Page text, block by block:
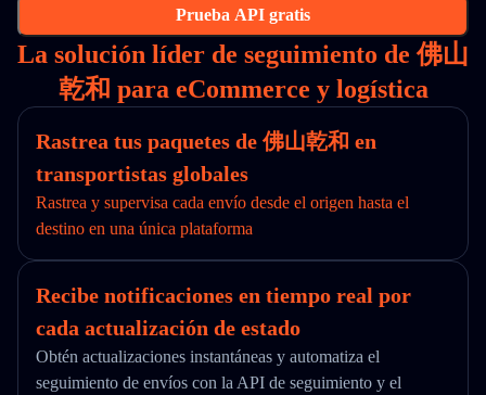
Prueba API gratis
La solución líder de seguimiento de 佛山
乾和 para eCommerce y logística
Rastrea tus paquetes de 佛山乾和 en
transportistas globales
Rastrea y supervisa cada envío desde el origen hasta el
destino en una única plataforma
Recibe notificaciones en tiempo real por
cada actualización de estado
Obtén actualizaciones instantáneas y automatiza el
seguimiento de envíos con la API de seguimiento y el